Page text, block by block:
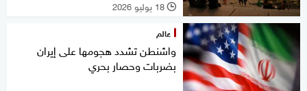
l 18 يوليو 2026
عالم
واشنطن تشدد هجومها على إيران
بضربات وحصار بحري